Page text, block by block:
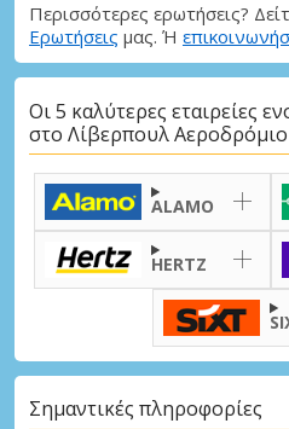
Μεγάλες
Αποκτήστε πρόσβαση
προσφορές
Περισσότερες ερωτήσεις?
Ερωτήσεις μας. Ή
Οι 5 καλύτερες εταιρείες
στο Λίβερπουλ
ALAMO
HERTZ
Σημαντικές πληροφορίες